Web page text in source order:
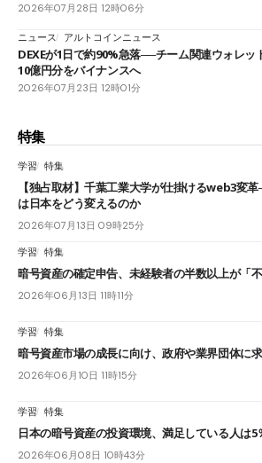
2026年07月28日 12時06分
ニュース アルトコインニュース
DEXEが1日で約90%急落──チーム関連ウォレッ
10億円分をバイナンスへ
2026年07月23日 12時01分
特集
学習 特集
【独占取材】千葉工業大学が仕掛けるweb3変
は日本をどう変えるのか
2026年07月13日 09時25分
学習 特集
暗号資産の確定申告、未経験者の半数以上が「
2026年06月13日 11時11分
学習 特集
暗号資産市場の成長に向け、政府や業界団体に
2026年06月10日 11時15分
学習 特集
日本の暗号資産の投資環境、満足している人は5
2026年06月08日 10時43分